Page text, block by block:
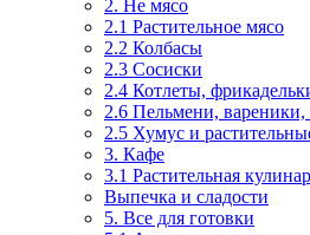
2. Не мясо
2.1 Растительное мясо
2.2 Колбасы
2.3 Сосиски
2.4 Котлеты,
2.6 Пельмени,
2.5 Хумус и
3. Кафе
3.1 Растительная
Выпечка и сладости
5. Все для готовки